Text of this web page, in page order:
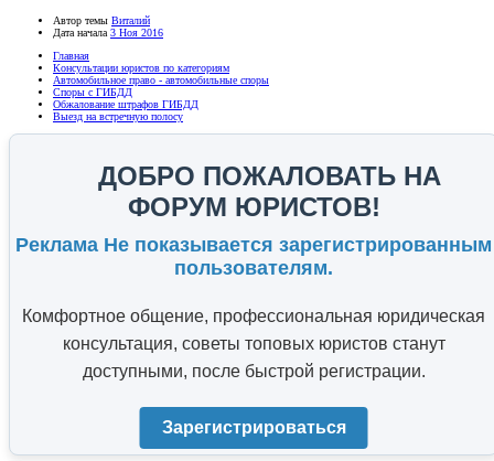
Автор темы Виталий
Дата начала 3 Ноя 2016
Главная
Консультации юристов по категориям
Автомобильное право - автомобильные споры
Споры с ГИБДД
Обжалование штрафов ГИБДД
Выезд на встречную полосу
ДОБРО ПОЖАЛОВАТЬ НА
ФОРУМ ЮРИСТОВ!
Реклама Не показывается зарегистрированным
пользователям.
Комфортное общение, профессиональная юридическая
консультация, советы топовых юристов станут
доступными, после быстрой регистрации.
Зарегистрироваться